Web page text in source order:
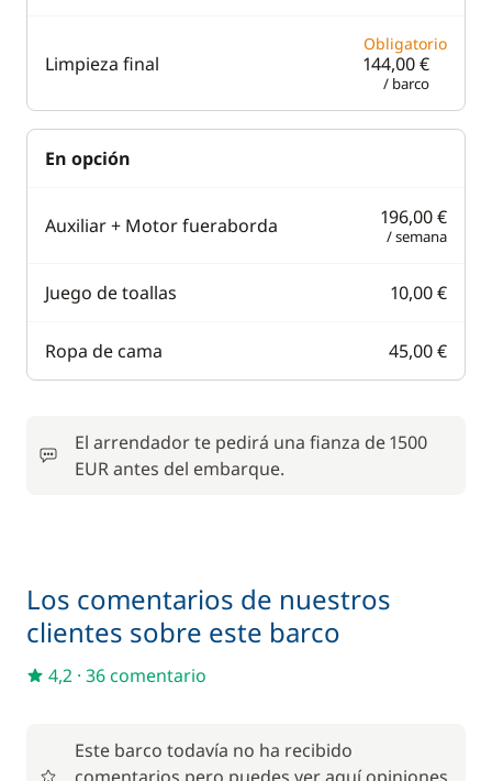
Limpieza final
Obligatorio
144,00 €
/ barco
En opción
Auxiliar + Motor fueraborda 196,00 €
/ semana
Juego de toallas 10,00 €
Ropa de cama 45,00 €
El arrendador te pedirá una fianza de 1500
EUR antes del embarque.
Los comentarios de nuestros
clientes sobre este barco
4,2 · 36 comentario
Este barco todavía no ha recibido